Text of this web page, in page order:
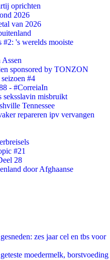
oprichten
2026
van 2026
's werelds mooiste
sponsored by TONZON
#4
- #CorreiaIn
seksslavin misbruikt
Tennessee
repareren ipv vervangen
#21
28
door Afghaanse
zes jaar cel en tbs voor
moedermelk, borstvoeding